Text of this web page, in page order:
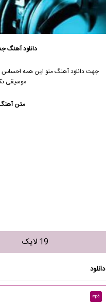
دانلود آهنگ
موسیقی
متن
19 لایک
دانلود
mp3